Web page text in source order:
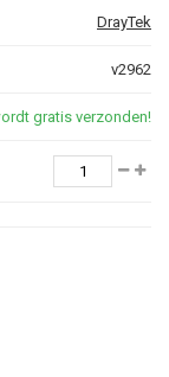
DrayTek
v2962
gratis verzonden!